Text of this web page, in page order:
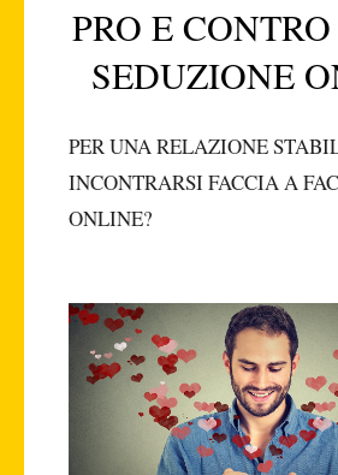
PRO E
SEDUZIONE
PER UNA RELAZIONE
INCONTRARSI FACCIA A
ONLINE?